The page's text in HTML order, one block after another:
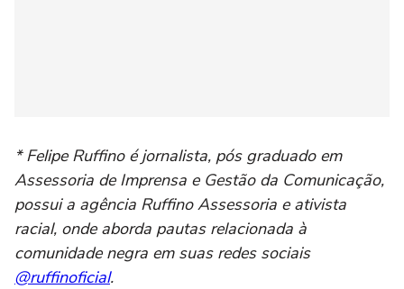
* Felipe Ruffino é jornalista, pós graduado em
Assessoria de Imprensa e Gestão da Comunicação,
possui a agência Ruffino Assessoria e ativista
racial, onde aborda pautas relacionada à
comunidade negra em suas redes sociais
@ruffinoficial.